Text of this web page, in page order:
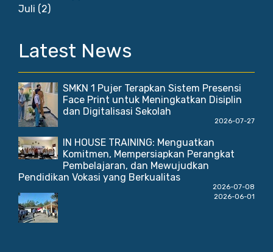
Juli (2)
Latest News
SMKN 1 Pujer Terapkan Sistem Presensi
Face Print untuk Meningkatkan Disiplin
dan Digitalisasi Sekolah
2026-07-27
IN HOUSE TRAINING: Menguatkan
Komitmen, Mempersiapkan Perangkat
Pembelajaran, dan Mewujudkan
Pendidikan Vokasi yang Berkualitas
2026-07-08
2026-06-01